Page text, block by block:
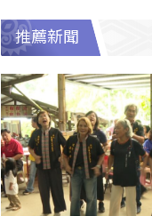
推薦新聞